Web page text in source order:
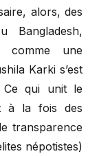
alors, des
Bangladesh,
comme une
Karki s’est
Ce qui unit le
à la fois des
transparence
népotistes)